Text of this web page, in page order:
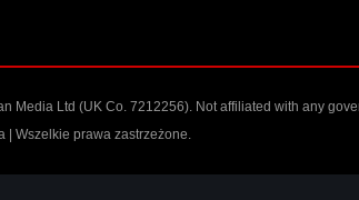
Media Ltd (UK Co. 7212256). Not affiliated with any
Wszelkie prawa zastrzeżone.